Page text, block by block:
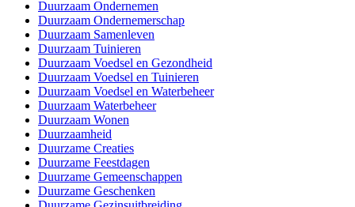
Duurzaam Ondernemen
Duurzaam Ondernemerschap
Duurzaam Samenleven
Duurzaam Tuinieren
Duurzaam Voedsel en Gezondheid
Duurzaam Voedsel en Tuinieren
Duurzaam Voedsel en Waterbeheer
Duurzaam Waterbeheer
Duurzaam Wonen
Duurzaamheid
Duurzame Creaties
Duurzame Feestdagen
Duurzame Gemeenschappen
Duurzame Geschenken